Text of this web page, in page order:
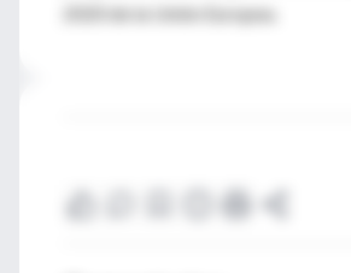
2020 de la Unión Europea.